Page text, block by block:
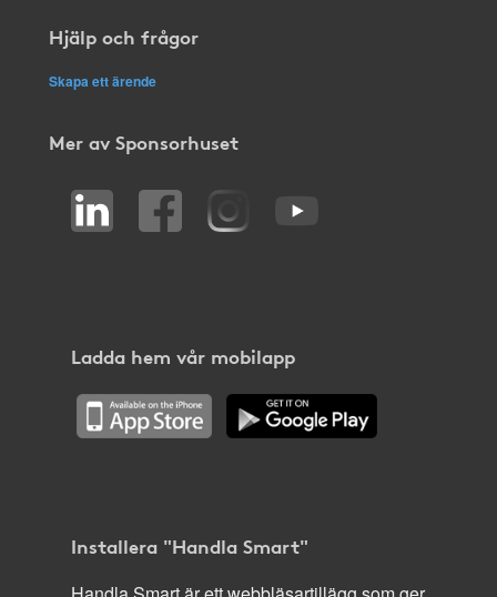
Hjälp och frågor
Skapa ett ärende
Mer av Sponsorhuset
Ladda hem vår mobilapp
Installera "Handla Smart"